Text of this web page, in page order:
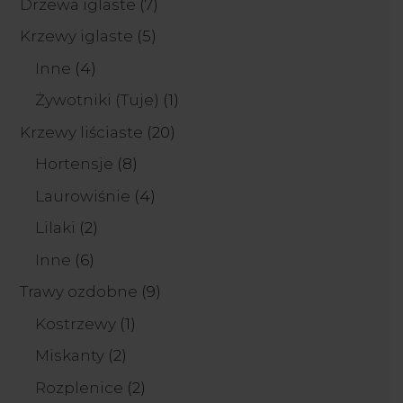
Drzewa iglaste 7
produktów
Krzewy iglaste 55
Inne 44
produkty
Żywotniki (Tuje) 11
Krzewy liściaste 2020
Hortensje 88
produktów
Laurowiśnie 44
Lilaki 22
Inne 66
produktów
Trawy ozdobne 99
Kostrzewy 11
Miskanty 22
produkty
Rozplenice 22